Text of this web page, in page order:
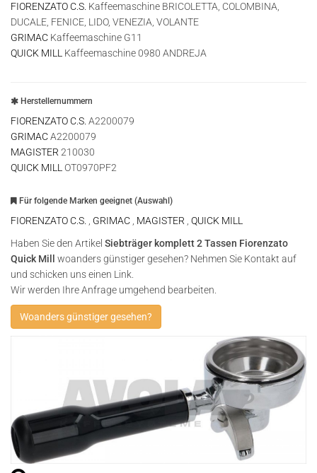
FIORENZATO C.S. Kaffeemaschine BRICOLETTA, COLOMBINA,
DUCALE, FENICE, LIDO, VENEZIA, VOLANTE
GRIMAC Kaffeemaschine G11
QUICK MILL Kaffeemaschine 0980 ANDREJA
Herstellernummern
FIORENZATO C.S. A2200079
GRIMACA2200079
MAGISTER 210030
QUICK MILL OT0970PF2
Für folgende Marken geeignet (Auswahl)
FIORENZATO C.S. GRIMAC MAGISTER
QUICK MILL
Haben Sie den Artikel Siebträger komplett 2 Tassen Fiorenzato
Quick Mill
woanders günstiger gesehen? Nehmen Sie Kontakt auf
und schicken uns einen Link.
Wir werden Ihre Anfrage umgehend bearbeiten.
Woanders günstiger gesehen?